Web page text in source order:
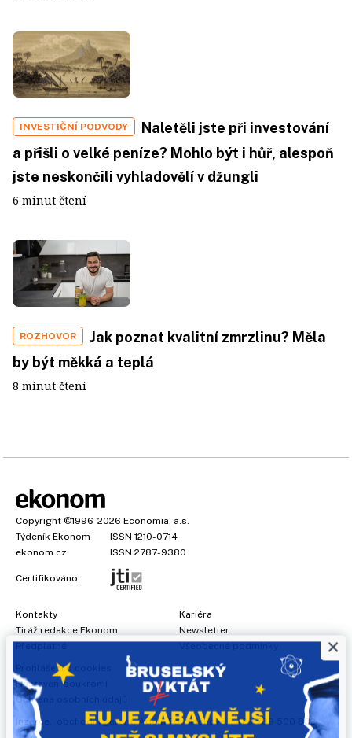
INVESTIČNÍ PODVODY
Naletěli jste při investování
a přišli o velké peníze? Mohlo být i hůř, alespoň
jste neskončili vyhladovělí v džungli
6 minut čtení
ROZHOVOR
Jak poznat kvalitní zmrzlinu? Měla
by být měkká a teplá
8 minut čtení
Copyright ©1996-2026 Economia, a.s.
Týdeník Ekonom
ISSN 1210-0714
ekonom.cz
ISSN 2787-9380
Certifikováno:
Kontakty
Tiráž redakce Ekonom
Předplatné
Kariéra
Newsletter
Všeobecné podmínky
Prohlášení o cookies
Nastavení soukromí
Ochrana osobních údajů
Inzerce
, obchodní garant:Adéla Formáčková ,+420 739 500 832
×